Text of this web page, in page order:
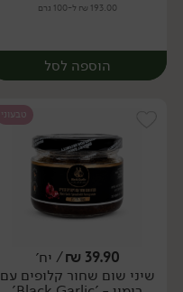
193.00 ₪ ל-100 גרם
הוספה לסל
יח׳
טבעוני
39.90
₪/ יח׳
שיני שום שחור קלופים עם